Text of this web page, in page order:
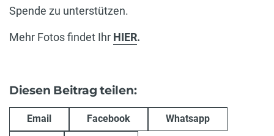
Spende zu unterstützen.
Mehr Fotos findet Ihr HIER.
Diesen Beitrag teilen:
Email Facebook Whatsapp